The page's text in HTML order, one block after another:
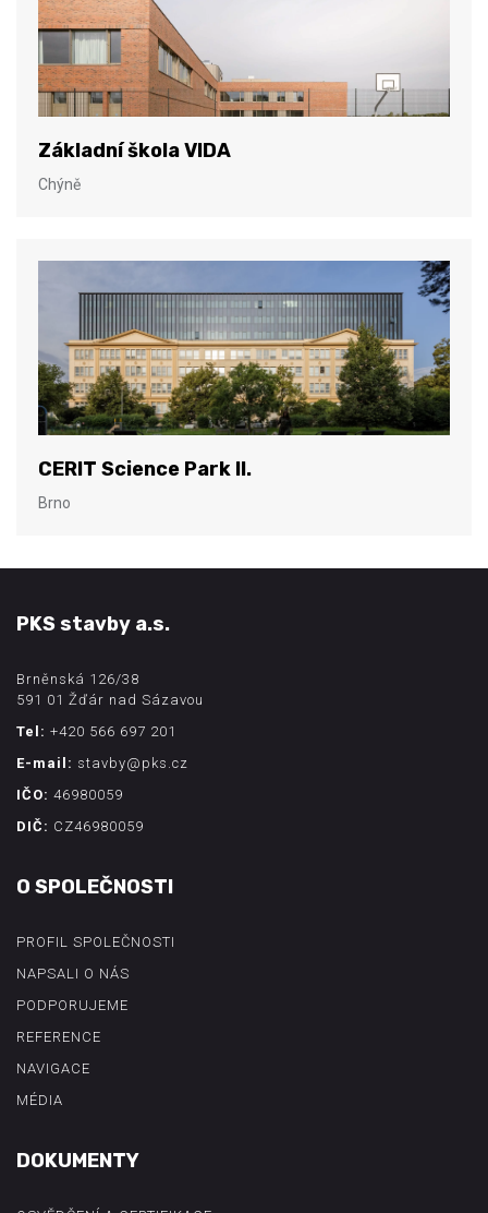
Základní škola VIDA
Chýně
CERIT Science Park II.
Brno
PKS stavby a.s.
Brněnská 126/38
591 01 Žďár nad Sázavou
Tel: +420 566 697 201
E-mail: stavby@pks.cz
IČO: 46980059
DIČ: CZ46980059
O SPOLEČNOSTI
PROFIL SPOLEČNOSTI
NAPSALI O NÁS
PODPORUJEME
REFERENCE
NAVIGACE
MÉDIA
DOKUMENTY